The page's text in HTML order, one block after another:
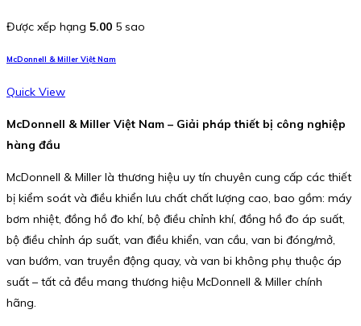
Được xếp hạng 5.00 5 sao
McDonnell & Miller Việt Nam
Quick View
McDonnell & Miller Việt Nam – Giải pháp thiết bị công nghiệp
hàng đầu
McDonnell & Miller là thương hiệu uy tín chuyên cung cấp các thiết
bị kiểm soát và điều khiển lưu chất chất lượng cao, bao gồm: máy
bơm nhiệt, đồng hồ đo khí, bộ điều chỉnh khí, đồng hồ đo áp suất,
bộ điều chỉnh áp suất, van điều khiển, van cầu, van bi đóng/mở,
van bướm, van truyền động quay, và van bi không phụ thuộc áp
suất – tất cả đều mang thương hiệu McDonnell & Miller chính
hãng.